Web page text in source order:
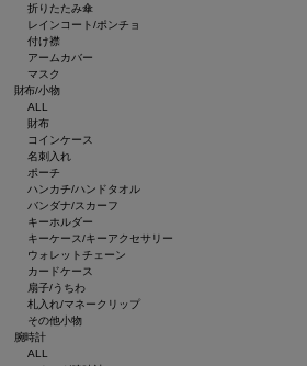
折りたたみ傘
レインコート/ポンチョ
付け襟
アームカバー
マスク
財布/小物
ALL
財布
コインケース
名刺入れ
ポーチ
ハンカチ/ハンドタオル
バンダナ/スカーフ
キーホルダー
キーケース/キーアクセサリー
ウォレットチェーン
カードケース
扇子/うちわ
札入れ/マネークリップ
その他小物
腕時計
ALL